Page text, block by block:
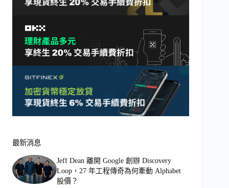
最新消息
Jeff Dean 離開 Google 創辦 Discovery
Loop，27 年工程傳奇為何牽動 Alphabet
股價？